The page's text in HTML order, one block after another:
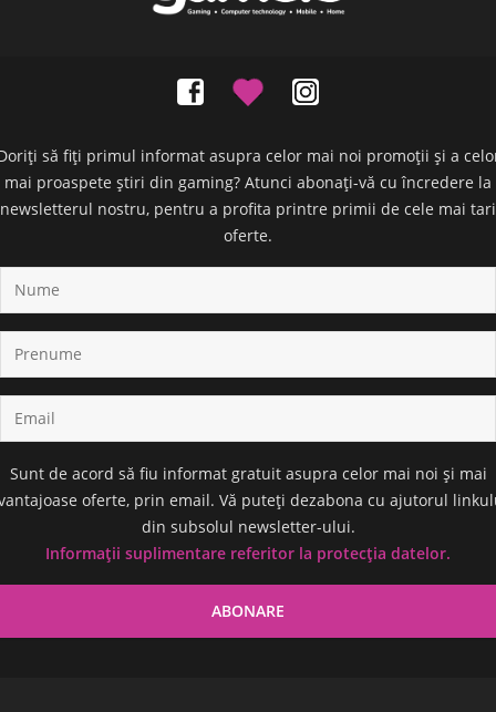
să fiți primul informat asupra celor mai noi promoții și a
mai proaspete știri din gaming? Atunci abonați-vă cu încredere la
newsletterul nostru, pentru a profita printre primii de cele mai tari
oferte.
Sunt de acord să fiu informat gratuit asupra celor mai noi și mai
oferte, prin email. Vă puteți dezabona cu ajutorul
din subsolul newsletter-ului.
Informații suplimentare referitor la protecția datelor.